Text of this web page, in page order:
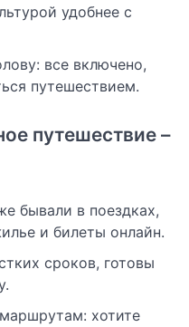
удобнее с
все включено,
путешествием.
путешествие –
бывали в поездках,
и билеты онлайн.
сроков, готовы
хотите